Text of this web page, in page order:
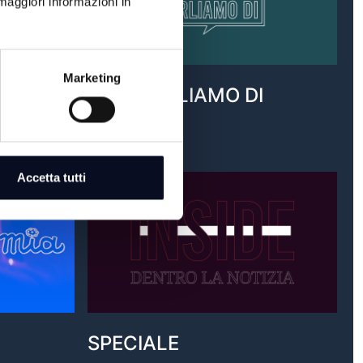
Marketing
Accetta tutti
OGGI PARLIAMO DI
VAI AL PROGRAMMA
SPECIALE